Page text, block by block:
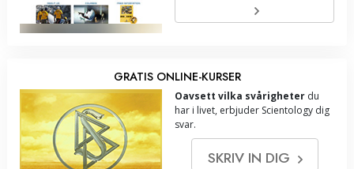
GRATIS ONLINE-KURSER
Oavsett vilka svårigheter du
har i livet, erbjuder Scientology dig
svar.
SKRIV IN DIG